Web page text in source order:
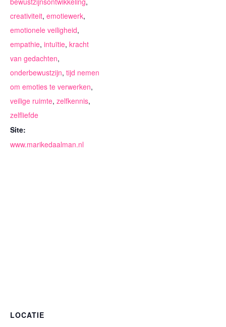
creativiteit, emotiewerk,
emotionele veiligheid,
empathie, intuïtie, kracht
van gedachten,
onderbewustzijn, tijd nemen
om emoties te verwerken,
veilige ruimte, zelfkennis,
zelfliefde
Site:
www.marikedaalman.nl
LOCATIE